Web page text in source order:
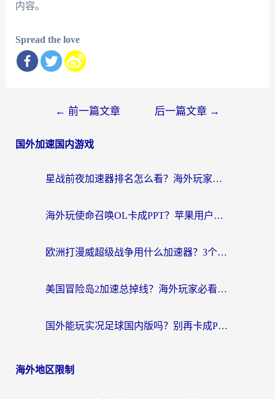
内容。
Spread the love
导
← 前一篇文章 后一篇文章 →
国外加速国内游戏
星战前夜加速器排名怎么看？海外玩家国服游戏畅玩终极指南（附欧洲玩跑跑我的起源解决方案）
海外玩使命召唤OL卡成PPT？苹果用户必看：使命召唤OL国外加速器下载苹果版指南
欧洲打漫威超级战争用什么加速器？3个海外游戏卡顿问题一次解决（附实测推荐）
美国冒险岛2加速总掉线？海外玩家必看的国服游戏加速器选择指南
国外能玩实况足球国内版吗？别再卡成PPT！海外党国服游戏加速全攻略
海外地区限制